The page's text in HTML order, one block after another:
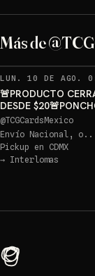
Más de
LUN. 10 DE AGO.
🚨PRODUCTO
DESDE
PIKACHU PSA 10
@TCGCardsMexico
Envío Nacional, o..
Pickup en CDMX
→ Interlomas